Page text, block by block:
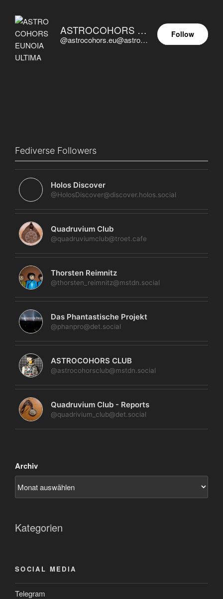
ASTROCOHORS EUNOIA ULTIMA
@astrocohors.eu@astrocohors.eu
Follow
Fediverse Followers
Holos Discover
@HolosDiscover@discover.holos.social
Quadruvium Club
@quadruviumclub@troet.cafe
Thorsten Reimnitz
@thorsten_reimnitz@mstdn.social
Das Phantastische Projekt
@phanpro@det.social
ASTROCOHORS CLUB
@astrocohorsclub@mstdn.social
Quadruvium Club - Reports
@quadrivium_club@det.social
Archiv
Kategorien
SOCIAL MEDIA
Telegram